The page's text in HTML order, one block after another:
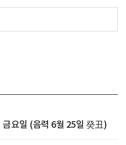
요일 (음력 6월 25일 癸丑)